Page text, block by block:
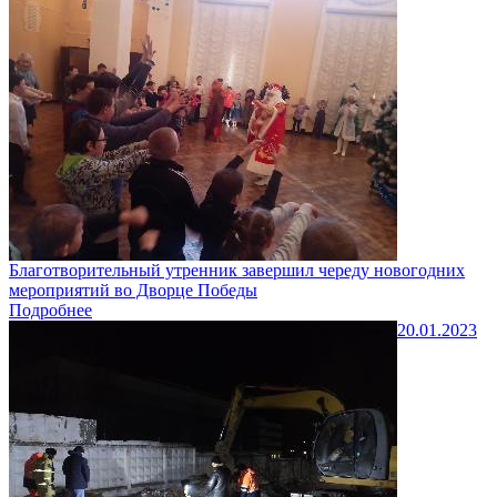
Благотворительный утренник завершил череду новогодних
мероприятий во Дворце Победы
Подробнее
20.01.2023